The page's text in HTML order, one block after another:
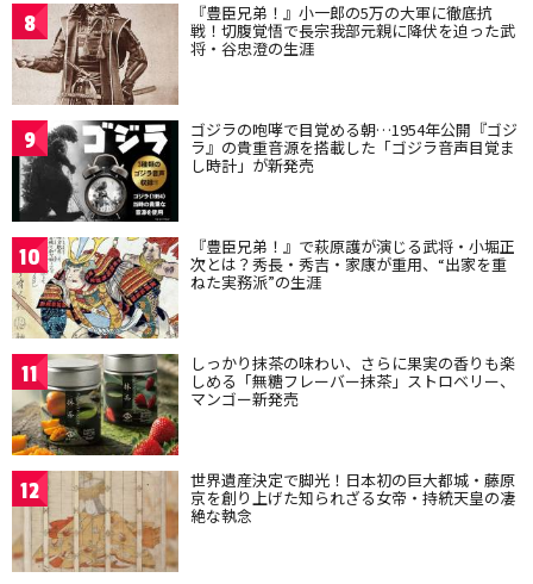
8 『豊臣兄弟！』小一郎の5万の大軍に徹底抗
戦！切腹覚悟で長宗我部元親に降伏を迫った武
将・谷忠澄の生涯
9 ゴジラの咆哮で目覚める朝…1954年公開『ゴジ
ラ』の貴重音源を搭載した「ゴジラ音声目覚ま
し時計」が新発売
10 『豊臣兄弟！』で萩原護が演じる武将・小堀正
次とは？秀長・秀吉・家康が重用、“出家を重
ねた実務派”の生涯
11 しっかり抹茶の味わい、さらに果実の香りも楽
しめる「無糖フレーバー抹茶」ストロベリー、
マンゴー新発売
12 世界遺産決定で脚光！日本初の巨大都城・藤原
京を創り上げた知られざる女帝・持統天皇の凄
絶な執念